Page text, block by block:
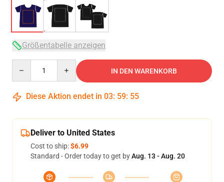
Größentabelle anzeigen
IN DEN WARENKORB
Diese Aktion endet in 03: 59: 54
Deliver to United States
Cost to ship:$6.99
Standard - Order today to get byAug. 13 - Aug. 20